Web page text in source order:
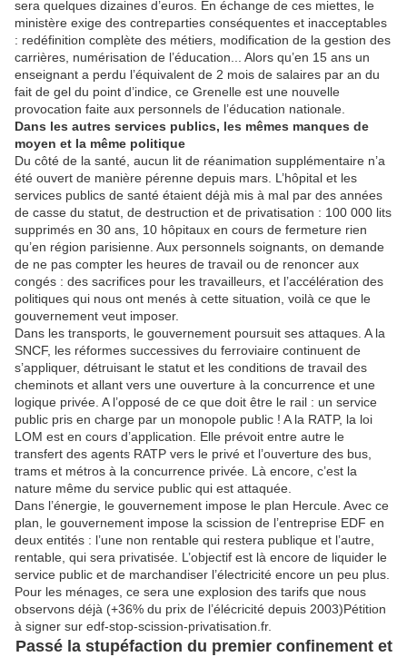
sera quelques dizaines d’euros. En échange de ces miettes, le
ministère exige des contreparties conséquentes et inacceptables
: redéfinition complète des métiers, modification de la gestion des
carrières, numérisation de l’éducation... Alors qu’en 15 ans un
enseignant a perdu l’équivalent de 2 mois de salaires par an du
fait de gel du point d’indice, ce Grenelle est une nouvelle
provocation faite aux personnels de l’éducation nationale.
Dans les autres services publics, les mêmes manques de
moyen et la même politique
Du côté de la santé, aucun lit de réanimation supplémentaire n’a
été ouvert de manière pérenne depuis mars. L’hôpital et les
services publics de santé étaient déjà mis à mal par des années
de casse du statut, de destruction et de privatisation : 100 000 lits
supprimés en 30 ans, 10 hôpitaux en cours de fermeture rien
qu’en région parisienne. Aux personnels soignants, on demande
de ne pas compter les heures de travail ou de renoncer aux
congés : des sacrifices pour les travailleurs, et l’accélération des
politiques qui nous ont menés à cette situation, voilà ce que le
gouvernement veut imposer.
Dans les transports, le gouvernement poursuit ses attaques. A la
SNCF, les réformes successives du ferroviaire continuent de
s’appliquer, détruisant le statut et les conditions de travail des
cheminots et allant vers une ouverture à la concurrence et une
logique privée. A l’opposé de ce que doit être le rail : un service
public pris en charge par un monopole public ! A la RATP, la loi
LOM est en cours d’application. Elle prévoit entre autre le
transfert des agents RATP vers le privé et l’ouverture des bus,
trams et métros à la concurrence privée. Là encore, c’est la
nature même du service public qui est attaquée.
Dans l’énergie, le gouvernement impose le plan Hercule. Avec ce
plan, le gouvernement impose la scission de l’entreprise EDF en
deux entités : l’une non rentable qui restera publique et l’autre,
rentable, qui sera privatisée. L’objectif est là encore de liquider le
service public et de marchandiser l’électricité encore un peu plus.
Pour les ménages, ce sera une explosion des tarifs que nous
observons déjà (+36% du prix de l’élécricité depuis 2003)Pétition
à signer sur edf-stop-scission-privatisation.fr.
Passé la stupéfaction du premier confinement et